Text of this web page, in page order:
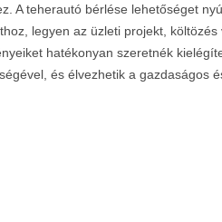
A teherautó bérlése lehetőséget
legyen az üzleti projekt,
hatékonyan szeretnék
és élvezhetik a gazdaságos